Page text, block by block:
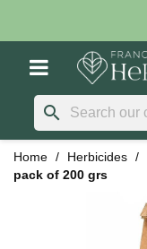
search
Home Herbicides
pack of 200 grs